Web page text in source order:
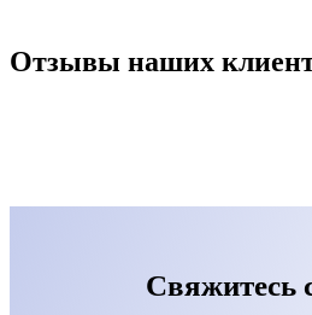
Отзывы наших
Свяжитесь